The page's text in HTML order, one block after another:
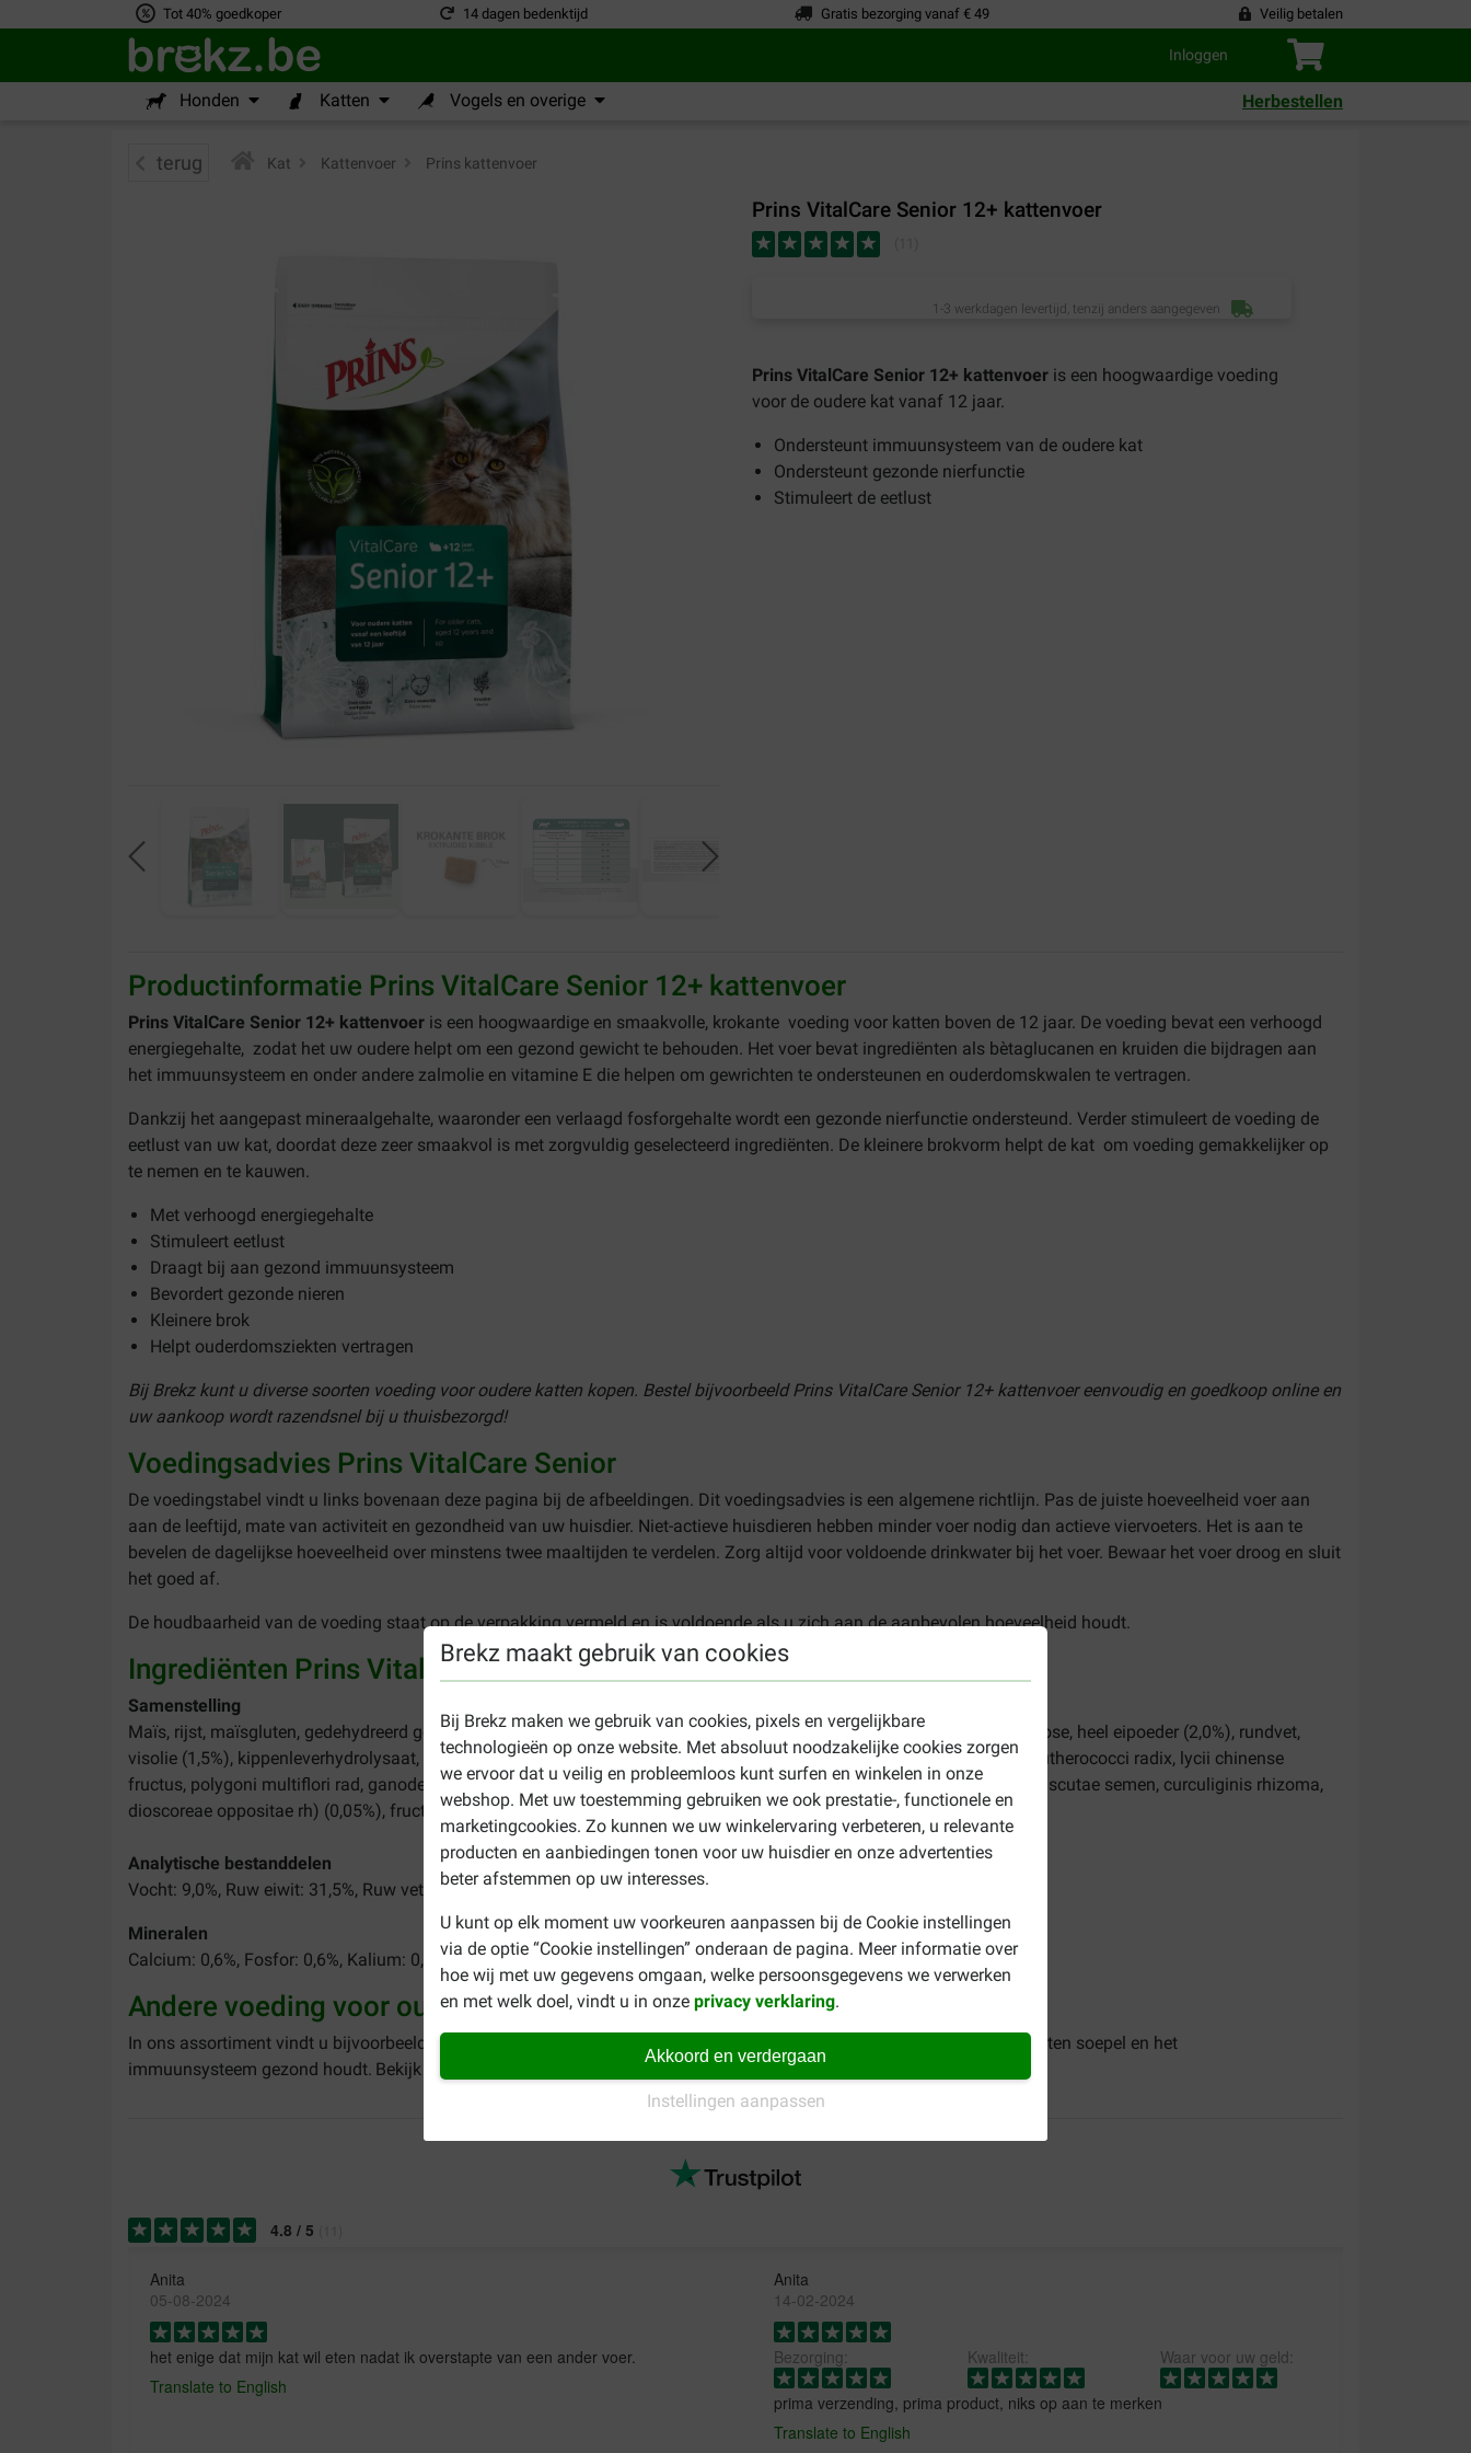
Tot 40% goedkoper 14 dagen bedenktijd Gratis bezorging vanaf € 49 Veilig betalen
Inloggen
Honden Katten Vogels en overige Herbestellen
Brekz maakt gebruik van cookies
Bij Brekz maken we gebruik van cookies, pixels en vergelijkbare
technologieën op onze website. Met absoluut noodzakelijke cookies zorgen
we ervoor dat u veilig en probleemloos kunt surfen en winkelen in onze
webshop. Met uw toestemming gebruiken we ook prestatie-, functionele en
marketingcookies. Zo kunnen we uw winkelervaring verbeteren, u relevante
producten en aanbiedingen tonen voor uw huisdier en onze advertenties
beter afstemmen op uw interesses.
U kunt op elk moment uw voorkeuren aanpassen bij de Cookie instellingen
via de optie “Cookie instellingen” onderaan de pagina. Meer informatie over
hoe wij met uw gegevens omgaan, welke persoonsgegevens we verwerken
en met welk doel, vindt u in onze privacy verklaring.
Akkoord en verdergaan
Instellingen aanpassen
terug Kat Kattenvoer Prins kattenvoer
Prins VitalCare Senior 12+ kattenvoer
1-3 werkdagen levertijd, tenzij anders aangegeven
Prins VitalCare Senior 12+ kattenvoer is een hoogwaardige voeding
voor de oudere kat vanaf 12 jaar.
Ondersteunt immuunsysteem van de oudere kat
Ondersteunt gezonde nierfunctie
Stimuleert de eetlust
Productinformatie Prins VitalCare Senior 12+ kattenvoer
Prins VitalCare Senior 12+ kattenvoer is een hoogwaardige en smaakvolle, krokante voeding voor katten boven de 12 jaar. De voeding bevat een verhoogd
energiegehalte, zodat het uw oudere helpt om een gezond gewicht te behouden. Het voer bevat ingrediënten als bètaglucanen en kruiden die bijdragen aan
het immuunsysteem en onder andere zalmolie en vitamine E die helpen om gewrichten te ondersteunen en ouderdomskwalen te vertragen.
Dankzij het aangepast mineraalgehalte, waaronder een verlaagd fosforgehalte wordt een gezonde nierfunctie ondersteund. Verder stimuleert de voeding de
eetlust van uw kat, doordat deze zeer smaakvol is met zorgvuldig geselecteerd ingrediënten. De kleinere brokvorm helpt de kat om voeding gemakkelijker op
te nemen en te kauwen.
Met verhoogd energiegehalte
Stimuleert eetlust
Draagt bij aan gezond immuunsysteem
Bevordert gezonde nieren
Kleinere brok
Helpt ouderdomsziekten vertragen
Bij Brekz kunt u diverse soorten voeding voor oudere katten kopen. Bestel bijvoorbeeld Prins VitalCare Senior 12+ kattenvoer eenvoudig en goedkoop online en
uw aankoop wordt razendsnel bij u thuisbezorgd!
Voedingsadvies Prins VitalCare Senior
De voedingstabel vindt u links bovenaan deze pagina bij de afbeeldingen. Dit voedingsadvies is een algemene richtlijn. Pas de juiste hoeveelheid voer aan
aan de leeftijd, mate van activiteit en gezondheid van uw huisdier. Niet-actieve huisdieren hebben minder voer nodig dan actieve viervoeters. Het is aan te
bevelen de dagelijkse hoeveelheid over minstens twee maaltijden te verdelen. Zorg altijd voor voldoende drinkwater bij het voer. Bewaar het voer droog en sluit
het goed af.
De houdbaarheid van de voeding staat op de verpakking vermeld en is voldoende als u zich aan de aanbevolen hoeveelheid houdt.
Ingrediënten Prins VitalCare Senior 12+
Samenstelling
Maïs, rijst, maïsgluten, gedehydreerd gevogelte (14,0%), dierlijk eiwitextract, gevogeltevet, gedroogde cichoreipulp, cellulose, heel eipoeder (2,0%), rundvet,
visolie (1,5%), kippenleverhydrolysaat, lijnzaadolie, gist, gistextract (bron van bèta-glucanen) (0,05%), resist kruiden (eleutherococci radix, lycii chinense
fructus, polygoni multiflori rad, ganodermatis fructificat, schizandrae fructus, acanthopanacis radicis c, dipsaci radix, cuscutae semen, curculiginis rhizoma,
dioscoreae oppositae rh) (0,05%), fructo-oligosaccharide (FOS).
Analytische bestanddelen
Vocht: 9,0%, Ruw eiwit: 31,5%, Ruw vet: 20,0%, Ruwe as: 7,7%, Ruwe celstof: 3,2%, Linolzuur: 3,5%
Mineralen
Calcium: 0,6%, Fosfor: 0,6%, Kalium: 0,6%, Magnesium: 0,1%, Natrium: 0,5%
Andere voeding voor oudere katten?
In ons assortiment vindt u bijvoorbeeld ook
voor katten vanaf 7 jaar dat onder andere de gewrichten soepel en het
immuunsysteem gezond houdt. Bekijk het gehele assortiment voeding voor de oudere kat.
4.8 / 5
Anita
05-08-2024
het enige dat mijn kat wil eten nadat ik overstapte van een ander voer.
Translate to English
Anita
14-02-2024
Bezorging: Kwaliteit: Waar voor uw geld:
prima verzending, prima product, niks op aan te merken
Translate to English